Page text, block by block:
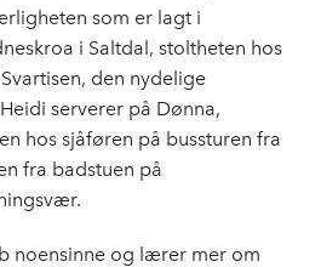
som er lagt i
i Saltdal, stoltheten hos
den nydelige
serverer på Dønna,
hos sjåføren på bussturen fra
fra badstuen på
noensinne og lærer mer om